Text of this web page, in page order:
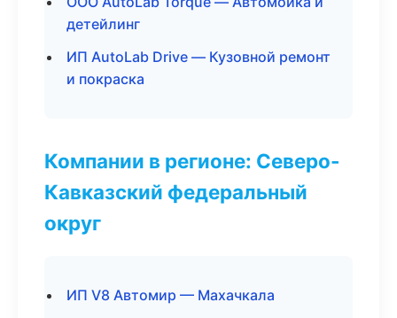
детейлинг
ИП AutoLab Drive — Кузовной ремонт
и покраска
Компании в регионе: Северо-
Кавказский федеральный
округ
ИП V8 Автомир — Махачкала